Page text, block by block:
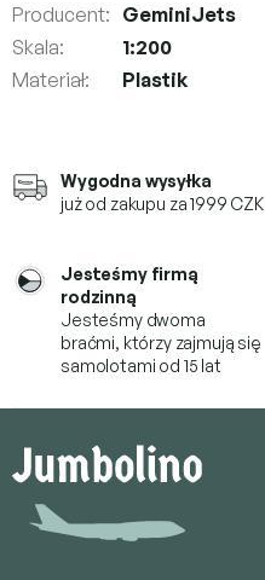
Wygodna wysyłka
już od zakupu za 1999 CZK
Jesteśmy firmą
rodzinną
Jesteśmy dwoma
braćmi, którzyzajmują się
samolotami od 15 lat
Producent: GeminiJets
Skala:
1:200
Materiał: Plastik
o